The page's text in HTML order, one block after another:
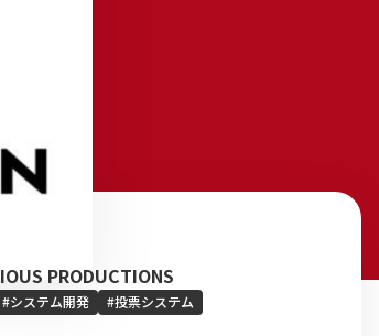
PRODUCTIONS
#システム開発 #投票システム